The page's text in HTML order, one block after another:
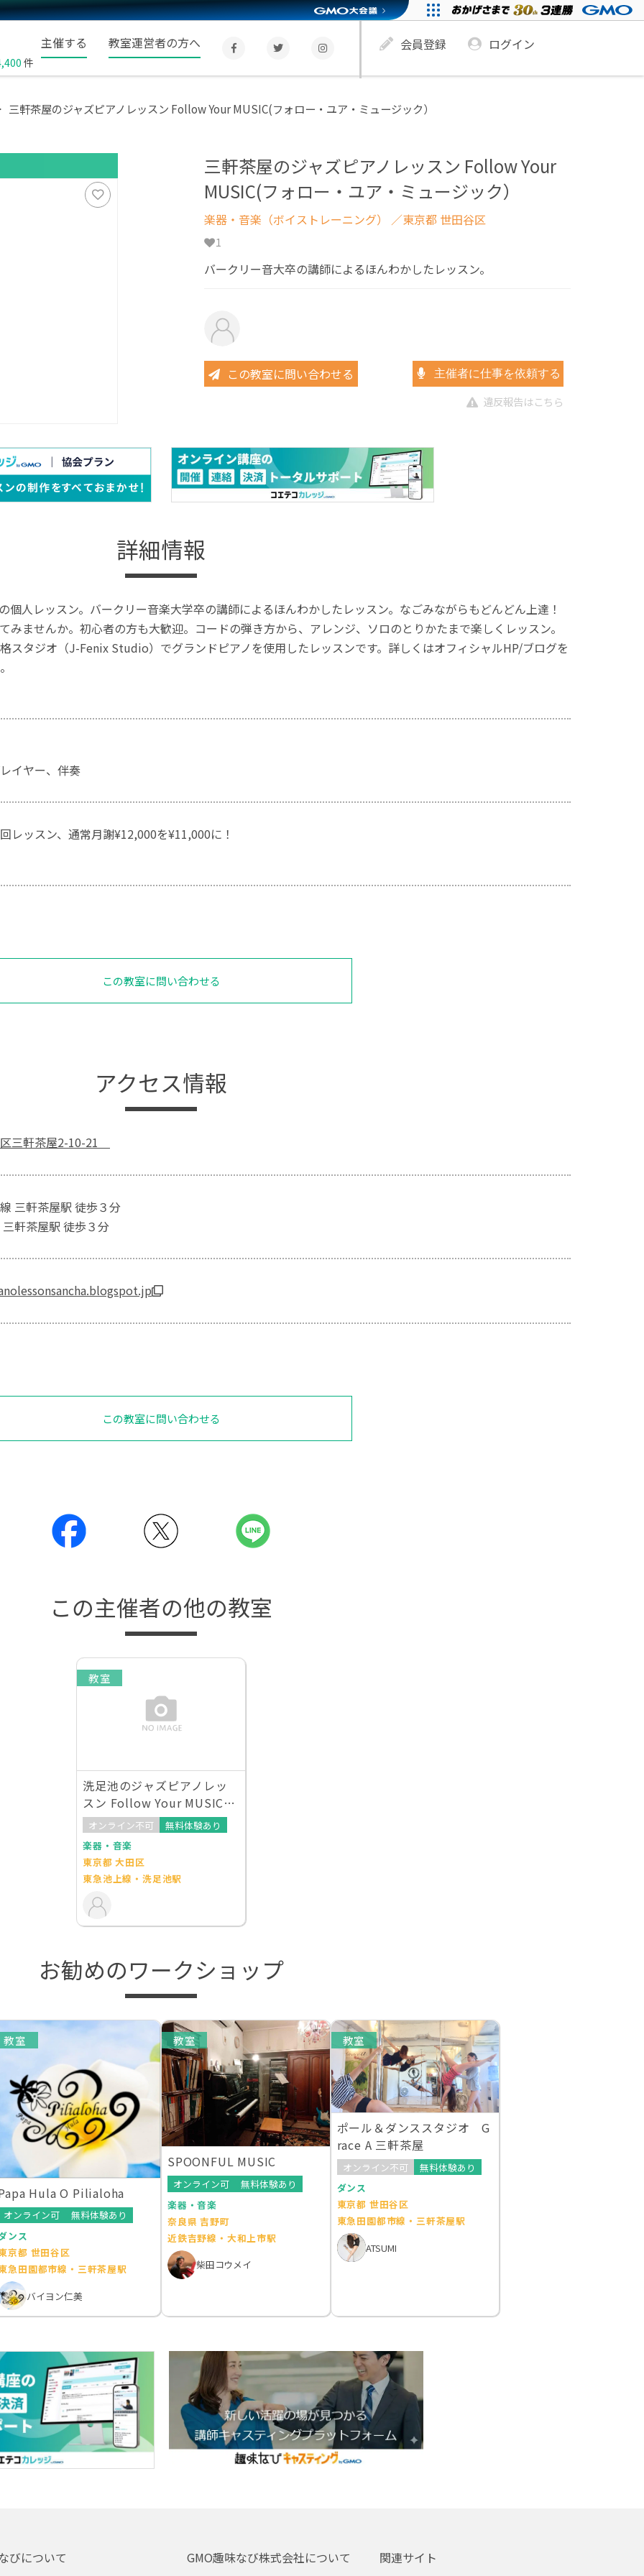
件
主催する 教室運営者の方へ 会員登録 ログイン
三軒茶屋のジャズピアノレッスン Follow Your MUSIC(フォロー・ユア・ミュージック）
三軒茶屋のジャズピアノレッスン Follow Your
MUSIC(フォロー・ユア・ミュージック）
楽器・音楽（ボイストレーニング） ／東京都 世田谷区
1
バークリー音大卒の講師によるほんわかしたレッスン。
この教室に問い合わせる 主催者に仕事を依頼する
違反報告はこちら
詳細情報
個人レッスン。バークリー音楽大学卒の講師によるほんわかしたレッスン。なごみながらもどんどん上達！
みませんか。初心者の方も大歓迎。コードの弾き方から、アレンジ、ソロのとりかたまで楽しくレッスン。
スタジオ（J-Fenix Studio）でグランドピアノを使用したレッスンです。詳しくはオフィシャルHP/ブログを
イヤー、伴奏
レッスン、通常月謝¥12,000を¥11,000に！
この教室に問い合わせる
アクセス情報
三軒茶屋2-10-21
三軒茶屋駅 徒歩３分
軒茶屋駅 徒歩３分
この教室に問い合わせる
この主催者の他の教室
教室
洗足池のジャズピアノレッ
スン Follow Your MUSIC
(フォロー・ユア・ミュージ
ック）
オンライン不可
無料体験あり
楽器・音楽
東京都 大田区
東急池上線・洗足池駅
お勧めのワークショップ
教室
Hula O Pilialoha
オンライン可
無料体験あり
ンス
京都 世田谷区
急田園都市線・三軒茶屋駅
バイヨン仁美
教室
SPOONFUL MUSIC
オンライン可
無料体験あり
楽器・音楽
奈良県 吉野町
近鉄吉野線・大和上市駅
柴田コウメイ
教室
ポール＆ダンススタジオ G
race A 三軒茶屋
オンライン不可
無料体験あり
ダンス
東京都 世田谷区
東急田園都市線・三軒茶屋駅
ATSUMI
びについて GMO趣味なび株式会社について 関連サイト